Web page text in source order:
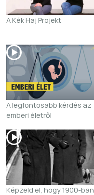
A Kék Haj Projekt
A legfontosabb kérdés az
emberi életről
Képzeld el, hogy 1900-ban